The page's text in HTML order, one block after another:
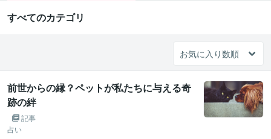
すべてのカテゴリ
前世からの縁？ペットが私たちに与える奇
跡の絆
記事
占い